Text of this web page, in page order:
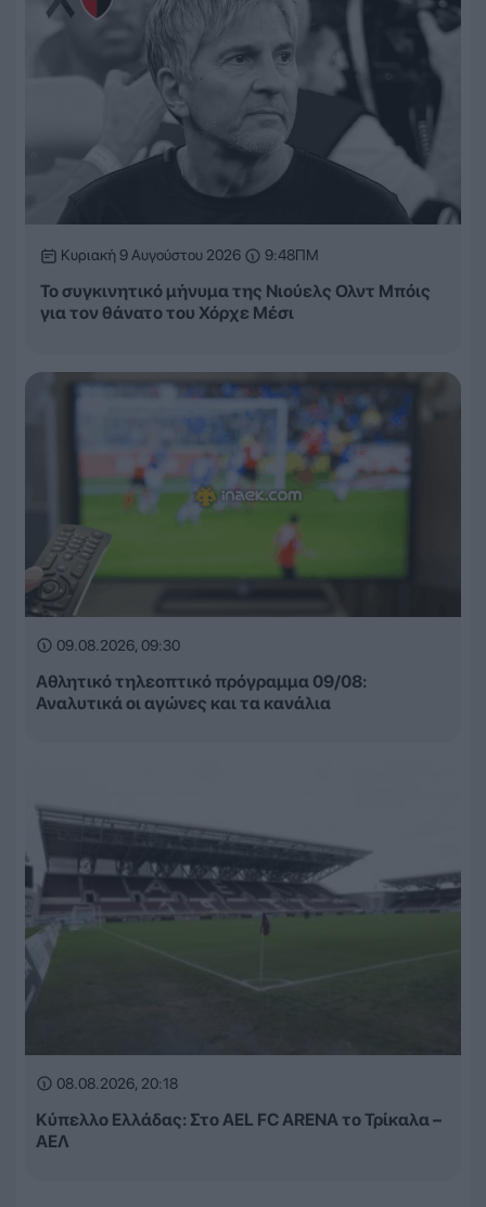
Κυριακή 9 Αυγούστου 2026 9:48ΠΜ
Το συγκινητικό μήνυμα της Νιούελς Ολντ Μπόις
για τον θάνατο του Χόρχε Μέσι
09.08.2026, 09:30
Αθλητικό τηλεοπτικό πρόγραμμα 09/08:
Αναλυτικά οι αγώνες και τα κανάλια
08.08.2026, 20:18
Κύπελλο Ελλάδας: Στο AEL FC ARENA το Τρίκαλα –
ΑΕΛ